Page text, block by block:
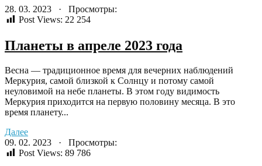
28. 03. 2023 · Просмотры:
Post Views: 22 254
Планеты в апреле 2023 года
Весна — традиционное время для вечерних наблюдений
Меркурия, самой близкой к Солнцу и потому самой
неуловимой на небе планеты. В этом году видимость
Меркурия приходится на первую половину месяца. В это
время планету...
Далее
09. 02. 2023 · Просмотры:
Post Views: 89 786